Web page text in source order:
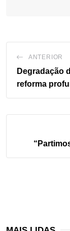
ANTERIOR
Degradação
reforma